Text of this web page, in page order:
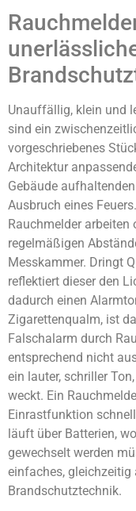
Unauffällig, klein und
sind ein
vorgeschriebenes
Architektur
Gebäude
Ausbruch eines
Rauchmelder
regelmäßigen
Messkammer. Dringt
reflektiert dieser den
dadurch einen
Zigarettenqualm, ist
Falschalarm durch
entsprechend nicht
ein lauter, schriller
weckt. Ein
Einrastfunktion
läuft über Batterien,
gewechselt werden
einfaches, gleichzeitig
Brandschutztechnik.